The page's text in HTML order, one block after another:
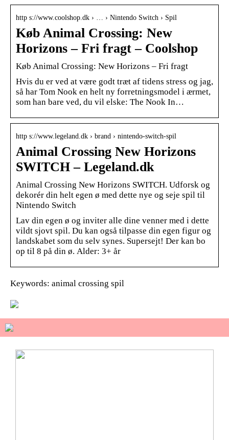
http s://www.coolshop.dk › … › Nintendo Switch › Spil
Køb Animal Crossing: New
Horizons – Fri fragt – Coolshop
Køb Animal Crossing: New Horizons – Fri fragt
Hvis du er ved at være godt træt af tidens stress og jag,
så har Tom Nook en helt ny forretningsmodel i ærmet,
som han bare ved, du vil elske: The Nook In…
http s://www.legeland.dk › brand › nintendo-switch-spil
Animal Crossing New Horizons
SWITCH – Legeland.dk
Animal Crossing New Horizons SWITCH. Udforsk og
dekorér din helt egen ø med dette nye og seje spil til
Nintendo Switch
Lav din egen ø og inviter alle dine venner med i dette
vildt sjovt spil. Du kan også tilpasse din egen figur og
landskabet som du selv synes. Supersejt! Der kan bo
op til 8 på din ø. Alder: 3+ år
Keywords: animal crossing spil